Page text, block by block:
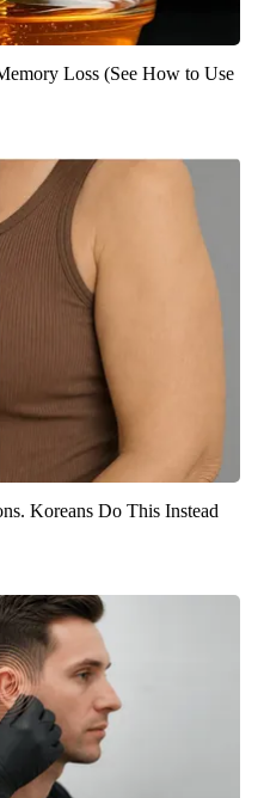
Loss (See How to Use
Koreans Do This Instead